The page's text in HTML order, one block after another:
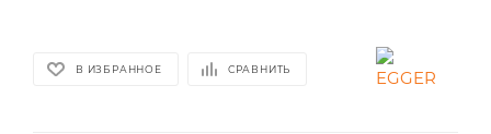
В ИЗБРАННОЕ СРАВНИТЬ